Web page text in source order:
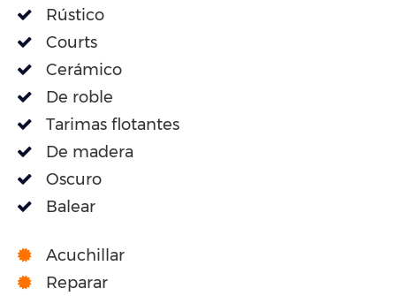
Rústico
Courts
Cerámico
De roble
Tarimas flotantes
De madera
Oscuro
Balear
Acuchillar
Reparar